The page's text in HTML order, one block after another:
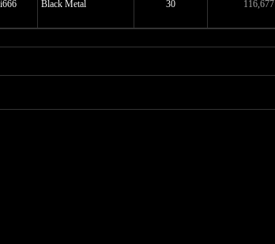
Black Metal 30 116,677